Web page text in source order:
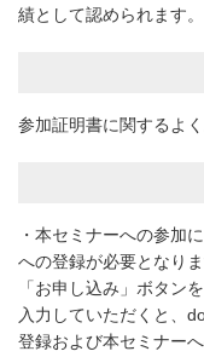
績として認められます。
参加証明書に関するよ
・本セミナーへの参加
への登録が必要となりま
「お申し込み」ボタン
入力していただくと、
登録および本セミナー